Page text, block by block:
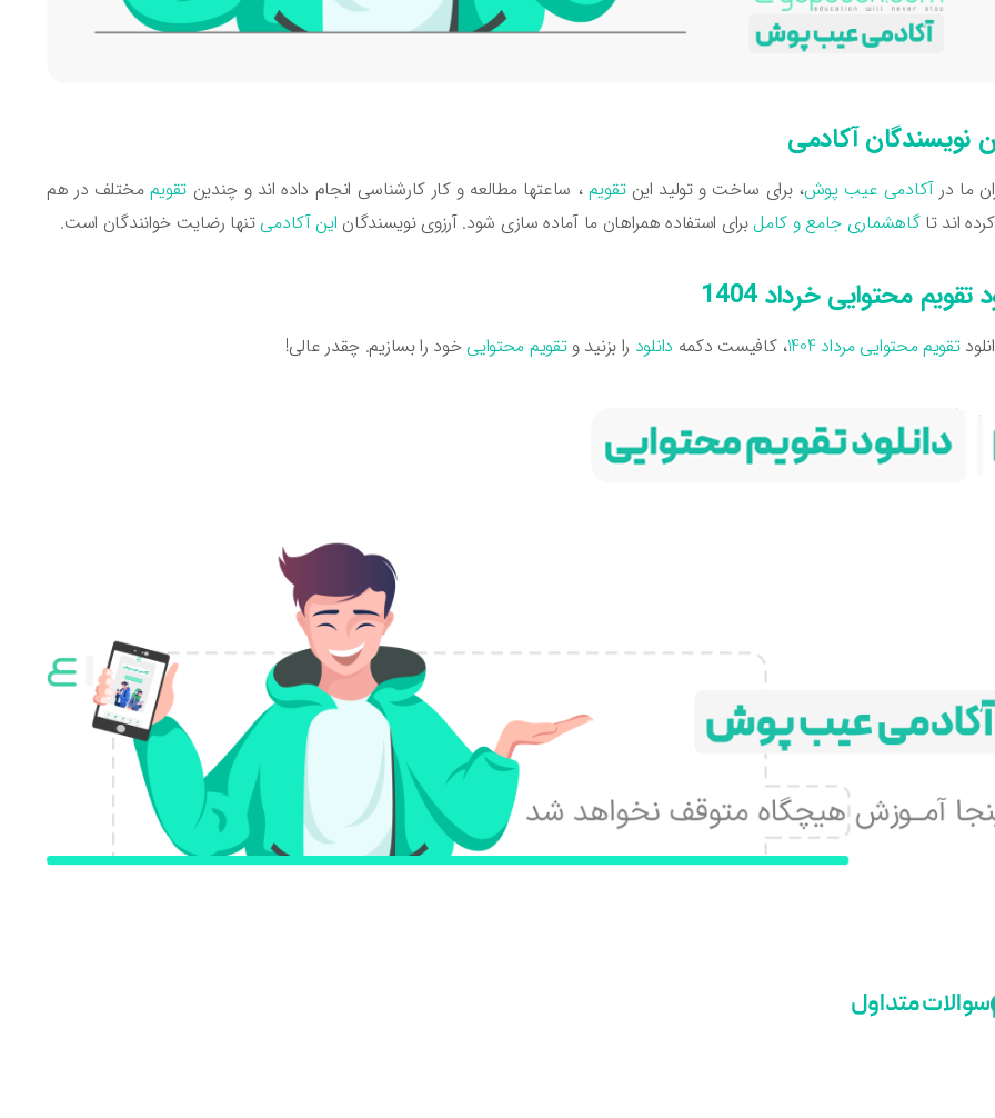
آکادمی
ما درآکادمی عیب پوش، برای ساخت و تولید اینتقویم ، ساعتها مطالعه و کار کارشناسی انجام داده اند و چندین تقویم مختلف در هم
اند تاگاهشماری جامع و کاملبرای استفاده همراهان ما آماده سازی شود. آرزوی نویسندگان این آکادمیتنها رضایت خوانندگان است.
تقویم محتوایی خرداد 1404
تقویم محتوایی مرداد 1404 ، کافیست دکمه دانلود را بزنید وتقویم محتواییخود را بسازیم. چقدر عالی!
سوالات متداول